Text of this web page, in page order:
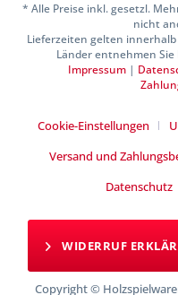
* Alle Preise inkl. gesetzl.
nicht
Lieferzeiten gelten
Länder entnehmen
Impressum |
Cookie-Einstellungen
Versand und
Datenschutz
WIDERRUF
Copyright ©